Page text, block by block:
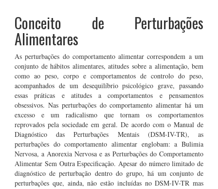
Conceito de Perturbações
Alimentares
As perturbações do comportamento alimentar correspondem a um
conjunto de hábitos alimentares, atitudes sobre a alimentação, bem
como ao peso, corpo e comportamentos de controlo do peso,
acompanhados de um desequilíbrio psicológico grave, passando
essas práticas e atitudes a comportamentos e pensamentos
obsessivos. Nas perturbações do comportamento alimentar há um
excesso e um radicalismo que tornam os comportamentos
reprovados pela sociedade em geral. De acordo com o Manual de
Diagnóstico das Perturbações Mentais (DSM-IV-TR), as
perturbações do comportamento alimentar englobam: a Bulimia
Nervosa, a Anorexia Nervosa e as Perturbações do Comportamento
Alimentar Sem Outra Especificação. Apesar do número limitado de
diagnóstico de perturbação dentro do grupo, há um conjunto de
perturbações que, ainda, não estão incluídas no DSM-IV-TR mas